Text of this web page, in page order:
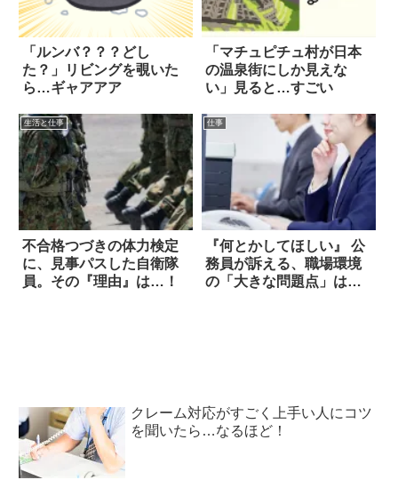
「ルンバ？？？どし
た？」リビングを覗いた
ら…ギャアアア
「マチュピチュ村が日本
の温泉街にしか見えな
い」見ると…すごい
生活と仕事
不合格つづきの体力検定
に、見事パスした自衛隊
員。その『理由』は…！
仕事
『何とかしてほしい』 公
務員が訴える、職場環境
の「大きな問題点」は…
クレーム対応がすごく上手い人にコツ
を聞いたら…なるほど！